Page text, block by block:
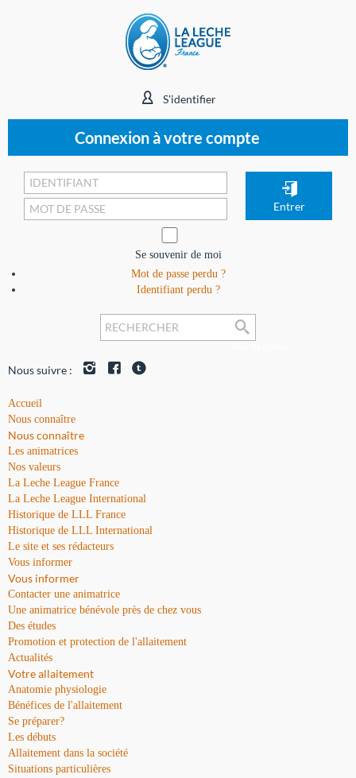
S'identifier
Connexion à votre compte
Se souvenir de moi
Mot de passe perdu ?
Identifiant perdu ?
Nous suivre :
Accueil
Nous connaître
Nous connaître
Les animatrices
Nos valeurs
La Leche League France
La Leche League International
Historique de LLL France
Historique de LLL International
Le site et ses rédacteurs
Vous informer
Vous informer
Contacter une animatrice
Une animatrice bénévole près de chez vous
Des études
Promotion et protection de l'allaitement
Actualités
Votre allaitement
Anatomie physiologie
Bénéfices de l'allaitement
Se préparer?
Les débuts
Allaitement dans la société
Situations particulières